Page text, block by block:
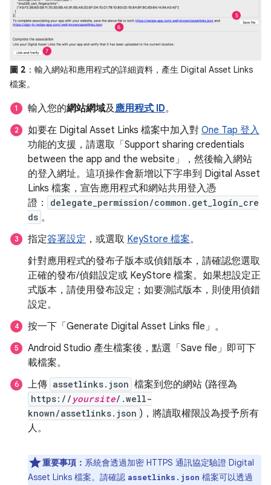
圖 2 ：輸入網站和應用程式的詳細資料，產生 Digital Asset Links
檔案。
輸入您的網站網域及 應用程式 ID。
如要在 Digital Asset Links 檔案中加入對 One Tap 登入
功能的支援，請選取「Support sharing credentials
between the app and the website」
，然後輸入網站
的登入網址。這項操作會新增以下字串到 Digital Asset
Links 檔案，宣告應用程式和網站共用登入憑
證：
delegate_permission/common.get_login_cre
ds 。
指定簽署設定 ，或選取 KeyStore 檔案。
針對應用程式的發布子版本或偵錯版本，請確認您選取
正確的發布/偵錯設定或 KeyStore 檔案。如果想設定正
式版本，請使用發布設定；如要測試版本，則使用偵錯
設定。
按一下「Generate Digital Asset Links file」 。
Android Studio 產生檔案後，點選「Save file」 即可下
載檔案。
上傳 assetlinks.json 檔案到您的網站 (路徑為
https:// yoursite/.well-
known/assetlinks.json )，將讀取權限設為授予所有
人。
重要事項： 系統會透過加密 HTTPS 通訊協定驗證 Digital
Asset Links 檔案。請確認 assetlinks.json 檔案可以透過